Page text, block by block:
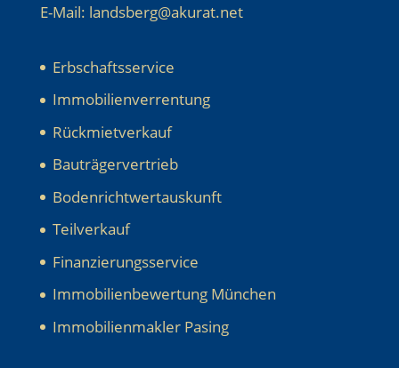
E-Mail: landsberg@akurat.net
Erbschaftsservice
Immobilienverrentung
Rückmietverkauf
Bauträgervertrieb
Bodenrichtwertauskunft
Teilverkauf
Finanzierungsservice
Immobilienbewertung München
Immobilienmakler Pasing